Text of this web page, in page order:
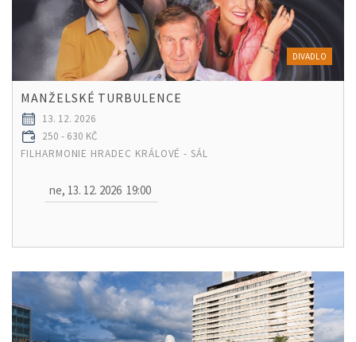
DIVADLO
MANŽELSKÉ TURBULENCE
13. 12. 2026
250 - 630 KČ
FILHARMONIE HRADEC KRÁLOVÉ - SÁL
ne, 13. 12. 2026 19:00